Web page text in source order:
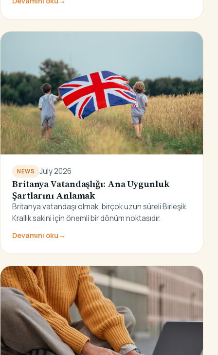
NEWS July 2026
Britanya Vatandaşlığı: Ana Uygunluk
Şartlarını Anlamak
Britanya vatandaşı olmak, birçok uzun süreli Birleşik
Krallık sakini için önemli bir dönüm noktasıdır.
Devamını oku →